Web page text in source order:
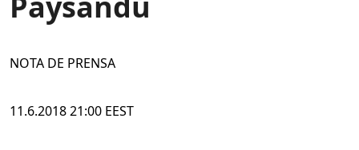
NOTA DE PRENSA
11.6.2018 21:00 EEST